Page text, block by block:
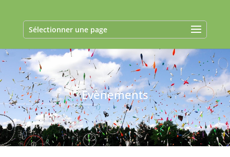
Sélectionner une page
Evènements